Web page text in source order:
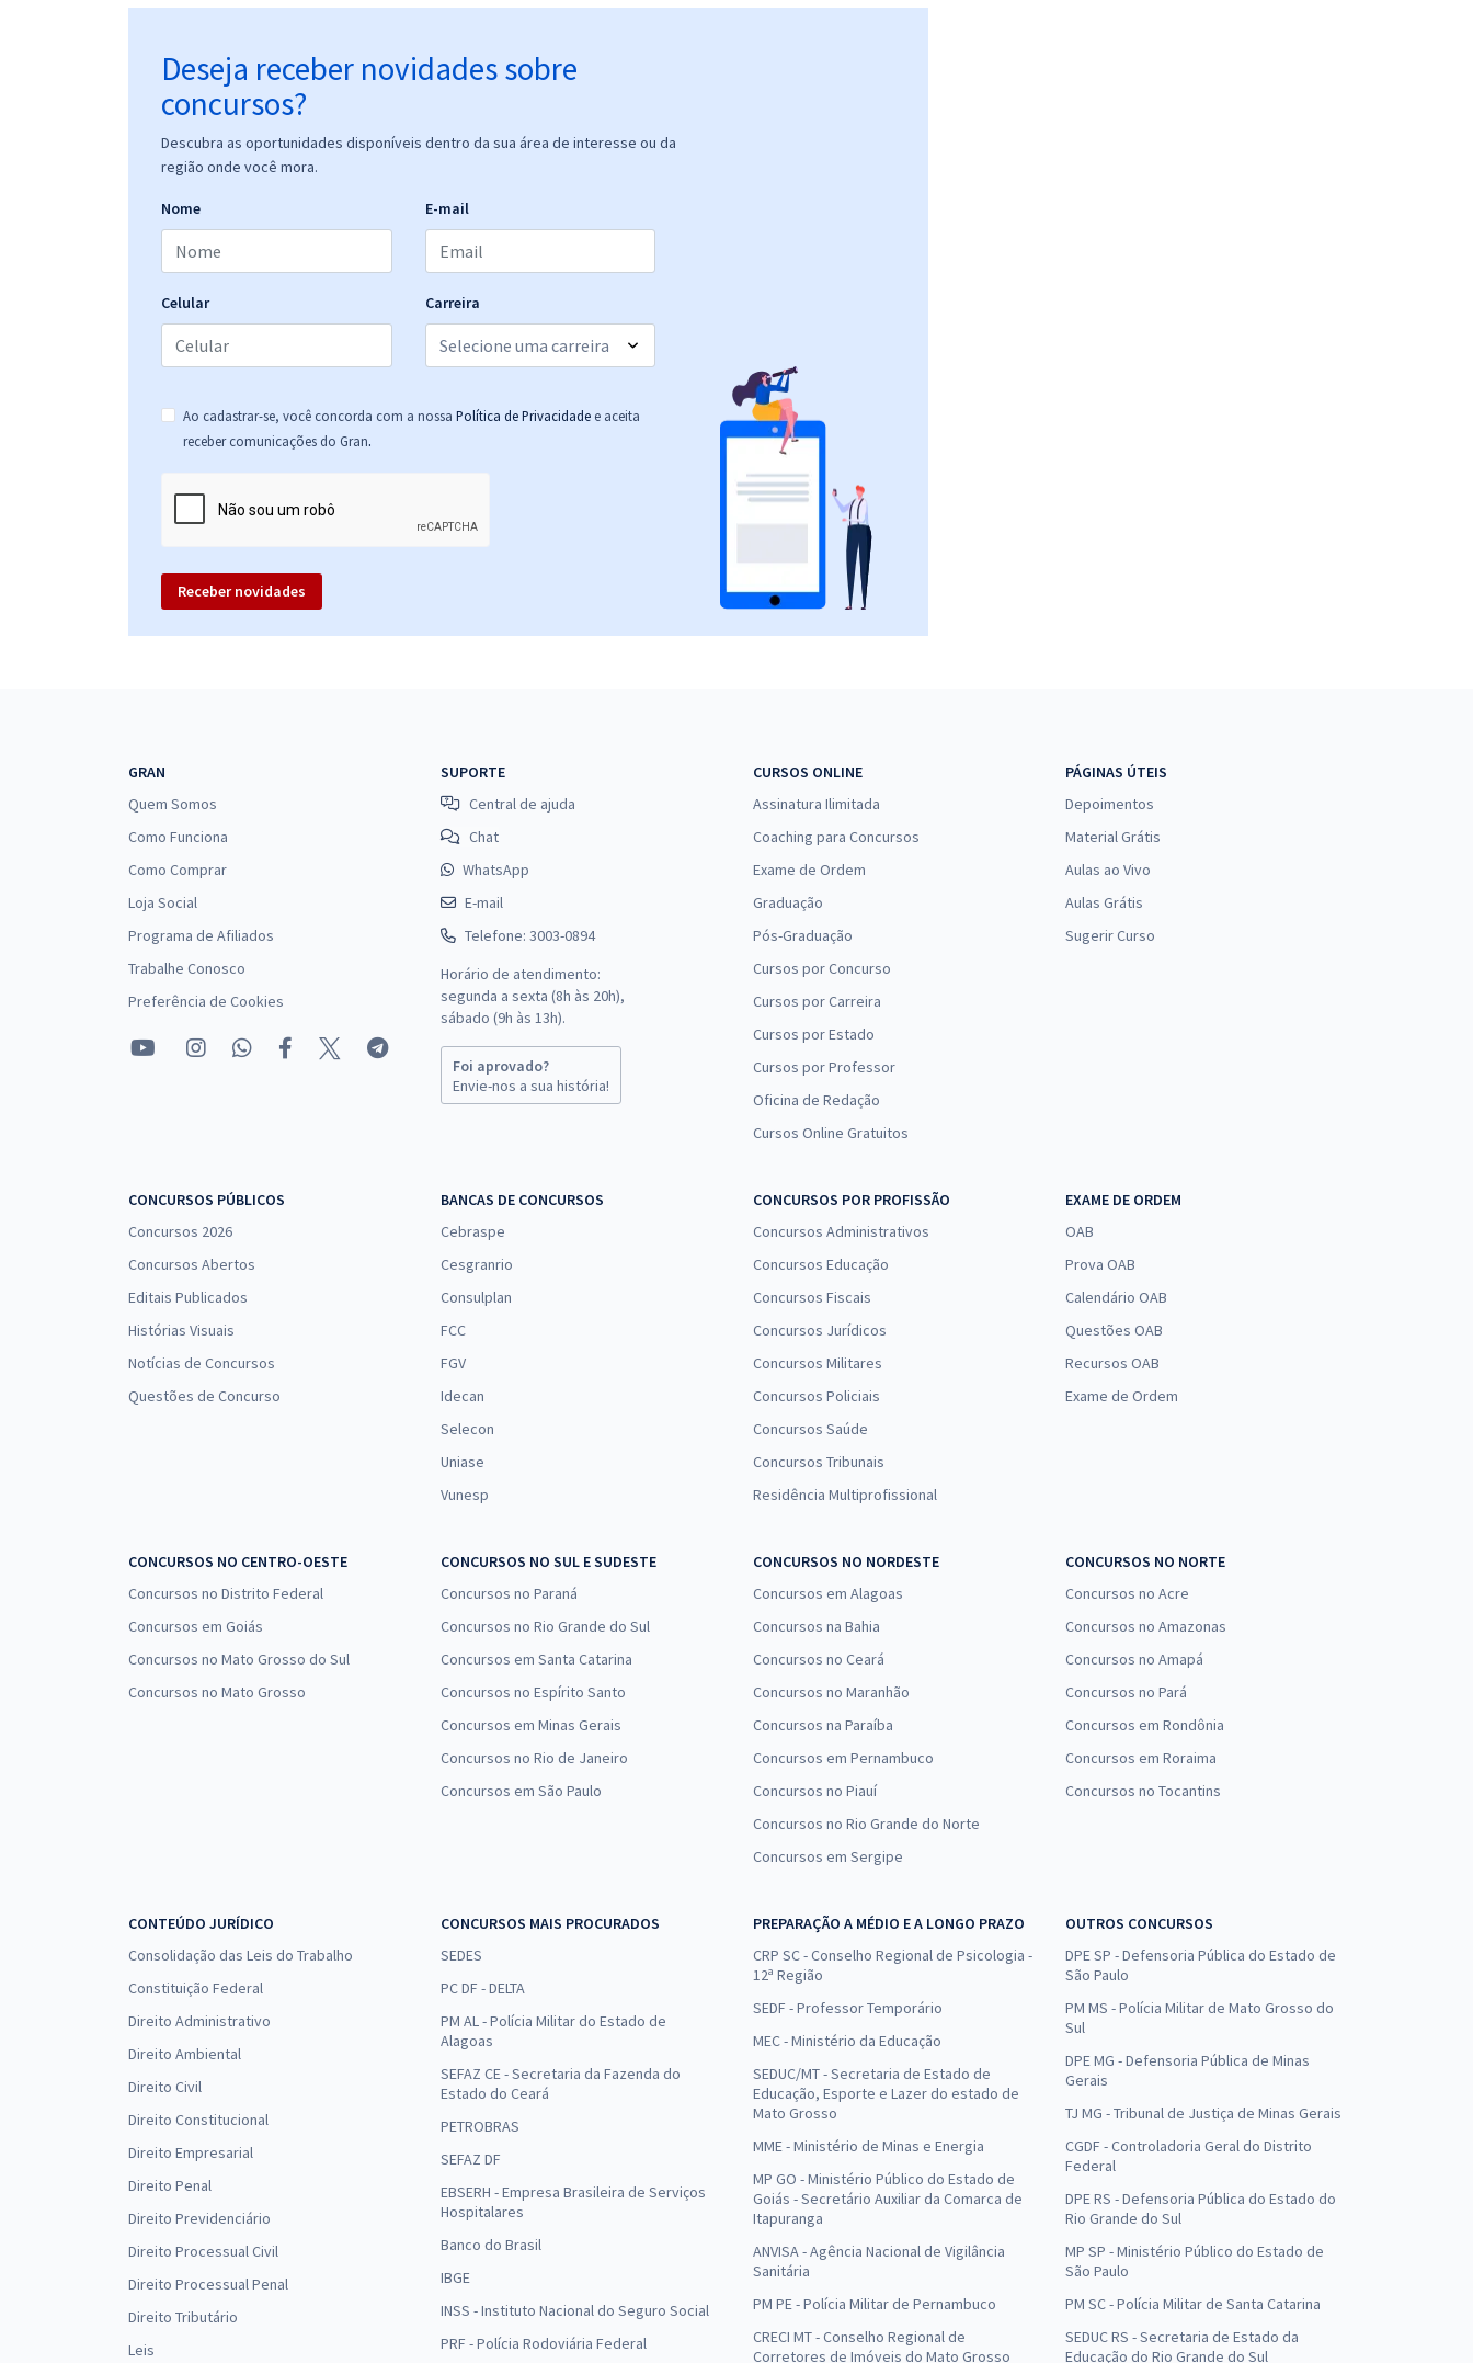
Deseja receber novidades sobre
concursos?
Descubra as oportunidades disponíveis dentro da sua área de interesse ou da
região onde você mora.
Nome E-mail
Celular Carreira
Ao cadastrar-se, você concorda com a nossa Política de Privacidade e aceita
receber comunicações do Gran.
Receber novidades
GRAN
Quem Somos
Como Funciona
Como Comprar
Loja Social
Programa de Afiliados
Trabalhe Conosco
Preferência de Cookies
SUPORTE
Central de ajuda
Chat
WhatsApp
E-mail
Telefone: 3003-0894
Horário de atendimento:
segunda a sexta (8h às 20h),
sábado (9h às 13h).
Foi aprovado?
Envie-nos a sua história!
CURSOS ONLINE
Assinatura Ilimitada
Coaching para Concursos
Exame de Ordem
Graduação
Pós-Graduação
Cursos por Concurso
Cursos por Carreira
Cursos por Estado
Cursos por Professor
Oficina de Redação
Cursos Online Gratuitos
PÁGINAS ÚTEIS
Depoimentos
Material Grátis
Aulas ao Vivo
Aulas Grátis
Sugerir Curso
CONCURSOS PÚBLICOS
Concursos 2026
Concursos Abertos
Editais Publicados
Histórias Visuais
Notícias de Concursos
Questões de Concurso
BANCAS DE CONCURSOS
Cebraspe
Cesgranrio
Consulplan
FCC
FGV
Idecan
Selecon
Uniase
Vunesp
CONCURSOS POR PROFISSÃO
Concursos Administrativos
Concursos Educação
Concursos Fiscais
Concursos Jurídicos
Concursos Militares
Concursos Policiais
Concursos Saúde
Concursos Tribunais
Residência Multiprofissional
EXAME DE ORDEM
OAB
Prova OAB
Calendário OAB
Questões OAB
Recursos OAB
Exame de Ordem
CONCURSOS NO CENTRO-OESTE
Concursos no Distrito Federal
Concursos em Goiás
Concursos no Mato Grosso do Sul
Concursos no Mato Grosso
CONCURSOS NO SUL E SUDESTE
Concursos no Paraná
Concursos no Rio Grande do Sul
Concursos em Santa Catarina
Concursos no Espírito Santo
Concursos em Minas Gerais
Concursos no Rio de Janeiro
Concursos em São Paulo
CONCURSOS NO NORDESTE
Concursos em Alagoas
Concursos na Bahia
Concursos no Ceará
Concursos no Maranhão
Concursos na Paraíba
Concursos em Pernambuco
Concursos no Piauí
Concursos no Rio Grande do Norte
Concursos em Sergipe
CONCURSOS NO NORTE
Concursos no Acre
Concursos no Amazonas
Concursos no Amapá
Concursos no Pará
Concursos em Rondônia
Concursos em Roraima
Concursos no Tocantins
CONTEÚDO JURÍDICO
Consolidação das Leis do Trabalho
Constituição Federal
Direito Administrativo
Direito Ambiental
Direito Civil
Direito Constitucional
Direito Empresarial
Direito Penal
Direito Previdenciário
Direito Processual Civil
Direito Processual Penal
Direito Tributário
Leis
CONCURSOS MAIS PROCURADOS
SEDES
PC DF - DELTA
PM AL - Polícia Militar do Estado de
Alagoas
SEFAZ CE - Secretaria da Fazenda do
Estado do Ceará
PETROBRAS
SEFAZ DF
EBSERH - Empresa Brasileira de Serviços
Hospitalares
Banco do Brasil
IBGE
INSS - Instituto Nacional do Seguro Social
PRF - Polícia Rodoviária Federal
PREPARAÇÃO A MÉDIO E A LONGO PRAZO
CRP SC - Conselho Regional de Psicologia -
12ª Região
SEDF - Professor Temporário
MEC - Ministério da Educação
SEDUC/MT - Secretaria de Estado de
Educação, Esporte e Lazer do estado de
Mato Grosso
MME - Ministério de Minas e Energia
MP GO - Ministério Público do Estado de
Goiás - Secretário Auxiliar da Comarca de
Itapuranga
ANVISA - Agência Nacional de Vigilância
Sanitária
PM PE - Polícia Militar de Pernambuco
CRECI MT - Conselho Regional de
Corretores de Imóveis do Mato Grosso
OUTROS CONCURSOS
DPE SP - Defensoria Pública do Estado de
São Paulo
PM MS - Polícia Militar de Mato Grosso do
Sul
DPE MG - Defensoria Pública de Minas
Gerais
TJ MG - Tribunal de Justiça de Minas Gerais
CGDF - Controladoria Geral do Distrito
Federal
DPE RS - Defensoria Pública do Estado do
Rio Grande do Sul
MP SP - Ministério Público do Estado de
São Paulo
PM SC - Polícia Militar de Santa Catarina
SEDUC RS - Secretaria de Estado da
Educação do Rio Grande do Sul